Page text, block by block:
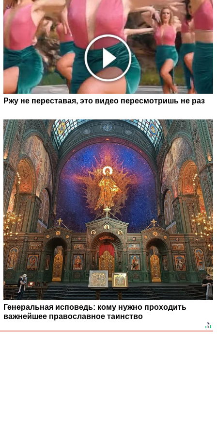
Ржу не переставая, это видео пересмотришь не раз
Генеральная исповедь: кому нужно проходить
важнейшее православное таинство